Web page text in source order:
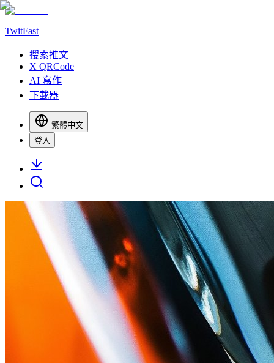
TwitFast
搜索推文
X QRCode
AI 寫作
下載器
繁體中文
登入